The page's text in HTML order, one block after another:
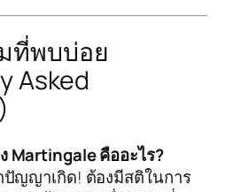
ที่พบบ่อย
Asked
Martingale คืออะไร?
ญญาเกิด! ต้องมีสติในการ